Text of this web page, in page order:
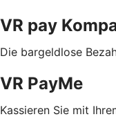
VR pay
Die bargeldlose
VR PayMe
Kassieren Sie mit